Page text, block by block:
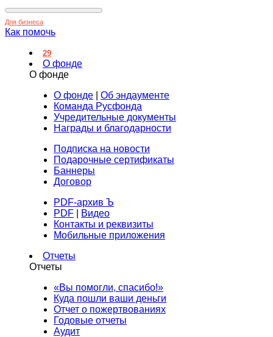
Для бизнеса
Как помочь
29
О фонде
О фонде
О фонде
Об эндаументе
Команда Русфонда
Учредительные документы
Награды и благодарности
Подписка на новости
Подарочные сертификаты
Баннеры
Договор
PDF-архив Ъ
PDF
Видео
Контакты и реквизиты
Мобильные приложения
Отчеты
Отчеты
«Вы помогли, спасибо!»
Куда пошли ваши деньги
Отчет о пожертвованиях
Годовые отчеты
Аудит